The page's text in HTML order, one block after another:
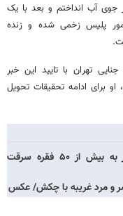
در جوی آب انداختم و بعد با یک
پلیس زخمی شده و زنده
تهران با تایید این خبر
برای ادامه تحقیقات تحویل
اعتراف سارق سریالی BRT ولیعصر به بیش از ۵۰ فقره سرقت
و مرد غریبه با چکش/ عکس